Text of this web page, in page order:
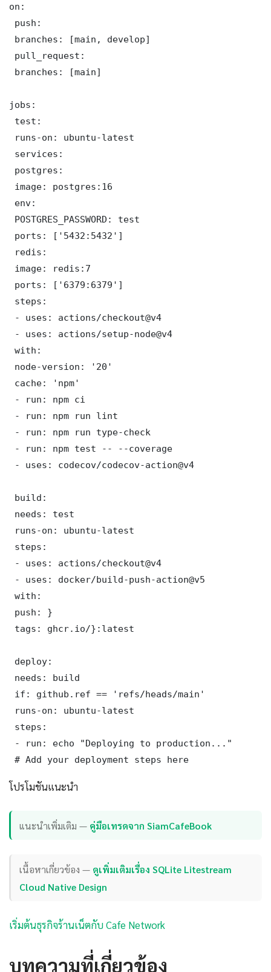
on:
push:
branches: [main, develop]
pull_request:
branches: [main]
jobs:
test:
runs-on: ubuntu-latest
services:
postgres:
image: postgres:16
env:
POSTGRES_PASSWORD: test
ports: ['5432:5432']
redis:
image: redis:7
ports: ['6379:6379']
steps:
- uses: actions/checkout@v4
- uses: actions/setup-node@v4
with:
node-version: '20'
cache: 'npm'
- run: npm ci
- run: npm run lint
- run: npm run type-check
- run: npm test -- --coverage
- uses: codecov/codecov-action@v4
build:
needs: test
runs-on: ubuntu-latest
steps:
- uses: actions/checkout@v4
- uses: docker/build-push-action@v5
with:
push: }
tags: ghcr.io/}:latest
deploy:
needs: build
if: github.ref == 'refs/heads/main'
runs-on: ubuntu-latest
steps:
- run: echo "Deploying to production..."
# Add your deployment steps here
โปรโมชันแนะนำ
แนะนำเพิ่มเติม — คู่มือเทรดจาก SiamCafeBook
เนื้อหาเกี่ยวข้อง — ดูเพิ่มเติมเรื่อง SQLite Litestream
Cloud Native Design
เริ่มต้นธุรกิจร้านเน็ตกับ Cafe Network
บทความที่เกี่ยวข้อง